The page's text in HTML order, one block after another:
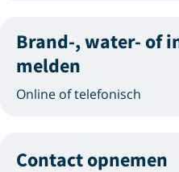
Brand-, water- of
melden
Online of telefonisch
Contact opnemen